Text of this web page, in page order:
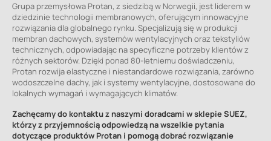
Grupa przemysłowa Protan, z siedzibą w Norwegii, jest liderem w
dziedzinie technologii membranowych, oferującym innowacyjne
rozwiązania dla globalnego rynku. Specjalizują się w produkcji
membran dachowych, systemów wentylacyjnych oraz tekstyliów
technicznych, odpowiadając na specyficzne potrzeby klientów z
różnych sektorów. Dzięki ponad 80-letniemu doświadczeniu,
Protan rozwija elastyczne i niestandardowe rozwiązania, zarówno
wodoszczelne dachy, jak i systemy wentylacyjne, dostosowane do
lokalnych wymagań i wymagających klimatów.
Zachęcamy do kontaktu z naszymi doradcami w sklepie SUEZ,
którzy z przyjemnością odpowiedzą na wszelkie pytania
dotyczące produktów Protan i pomogą dobrać rozwiązanie